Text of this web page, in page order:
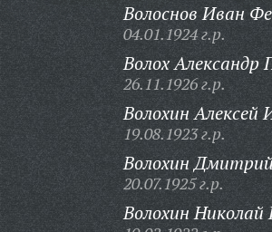
Волоснов Иван
04.01.1924 г.р.
Волох Александр
26.11.1926 г.р.
Волохин Алексей
19.08.1923 г.р.
Волохин
20.07.1925 г.р.
Волохин Николай